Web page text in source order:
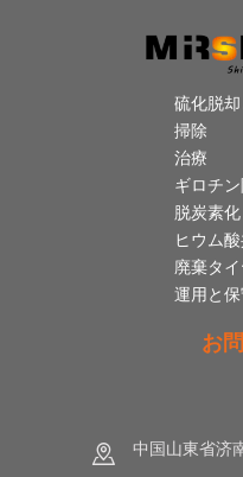
硫化脱
掃除
治療
ギロチ
脱炭素化
ヒウム
廃棄タ
運用と
お
中国山東省济